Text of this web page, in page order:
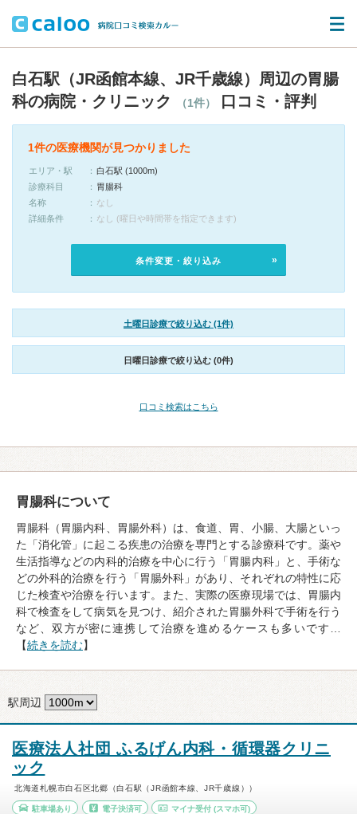
白石駅（JR函館本線、JR千歳線）周辺の胃腸
科の病院・クリニック
（1件） 口コミ・評判
1件の医療機関が見つかりました
エリア・駅
白石駅 (1000m)
診療科目
胃腸科
名称
なし
詳細条件
なし (曜日や時間帯を指定できます)
条件変更・絞り込み
土曜日診療で絞り込む (1件)
日曜日診療で絞り込む (0件)
口コミ検索はこちら
胃腸科について
胃腸科（胃腸内科、胃腸外科）は、食道、胃、小腸、大腸といっ
た「消化管」に起こる疾患の治療を専門とする診療科です。薬や
生活指導などの内科的治療を中心に行う「胃腸内科」と、手術な
どの外科的治療を行う「胃腸外科」があり、それぞれの特性に応
じた検査や治療を行います。また、実際の医療現場では、胃腸内
科で検査をして病気を見つけ、紹介された胃腸外科で手術を行う
など、双方が密に連携して治療を進めるケースも多いです…
【続きを読む】
駅周辺
医療法人社団 ふるげん内科・循環器クリニ
ック
北海道札幌市白石区北郷（白石駅（JR函館本線、JR千歳線））
駐車場あり 電子決済可 マイナ受付 (スマホ可)